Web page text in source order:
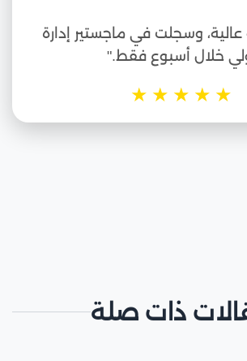
وسجلت في ماجستير إدارة
خلال أسبوع فقط."
★
★
★
★
★
ذات صلة